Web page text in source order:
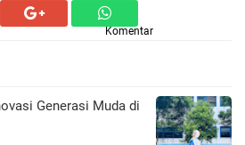
Komentar
Generasi Muda di